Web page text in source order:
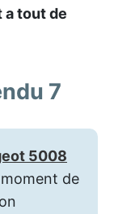
a tout de
7
5008
de